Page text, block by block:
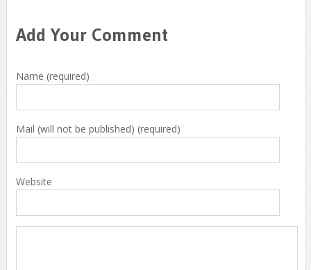
Add Your Comment
Name (required)
Mail (will not be published) (required)
Website